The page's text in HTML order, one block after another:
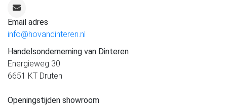
Email adres
info@hovandinteren.nl
Handelsonderneming van Dinteren
Energieweg 30
6651 KT Druten
Openingstijden showroom